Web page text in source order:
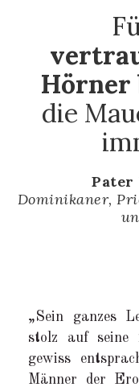
Hörner
die
Pater
Dominikaner,
„Sein ganzes
stolz auf seine
gewiss
Männer der